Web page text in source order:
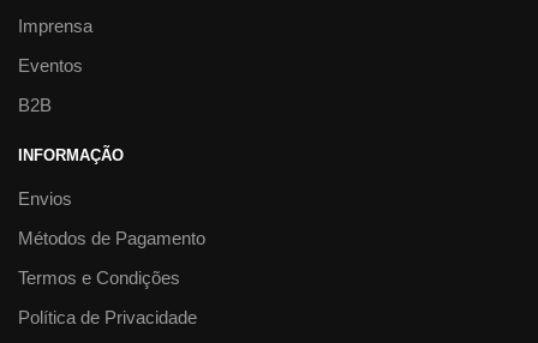
Imprensa
Eventos
B2B
INFORMAÇÃO
Envios
Métodos de Pagamento
Termos e Condições
Política de Privacidade